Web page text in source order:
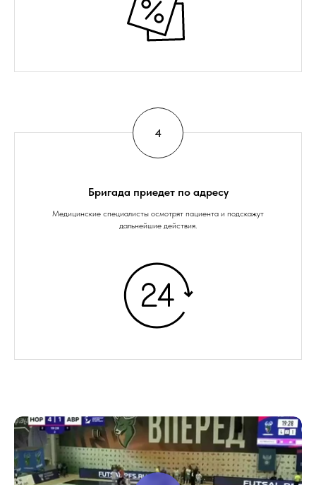
Бригада приедет по адресу
Медицинские специалисты осмотрят пациента и подскажут
дальнейшие действия.